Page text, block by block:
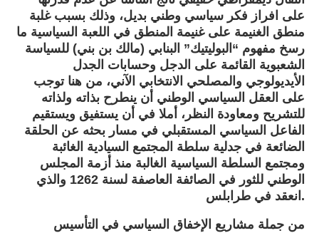
على افراز فكر سياسي وطني بديل، وذلك بسبب غلبة
منطق الغنيمة على غنيمة المنطق في اللعبة السياسية ما
رسخ مفهوم “البوليتيك” البنابي (مالك بن بني) للسياسة
الشعبوية القائمة على الدجل وحسابات الجدل
الأيديولوجي والمصلحي الانتخابي الآني، من هنا توجب
على العقل السياسي الوطني أن ينطرح بذاته ولذاته
للتشريح ومعاودة النظر، أملا في أن يستفيق ويستقيم
الفاعل السياسي المستقبلي في مسار بحثه عن الحلقة
الضائعة في جدلية سلطة المجتمع السيادية الغائبة
ومجتمع السلطة السياسية الغالبة منذ أزمة المجلس
الوطني للثور في الصائفة العاصفة لسنة 1262 والذي
انعقد في طرابلس.
من جملة مشاريع الإخفاق السياسي في التأسيس